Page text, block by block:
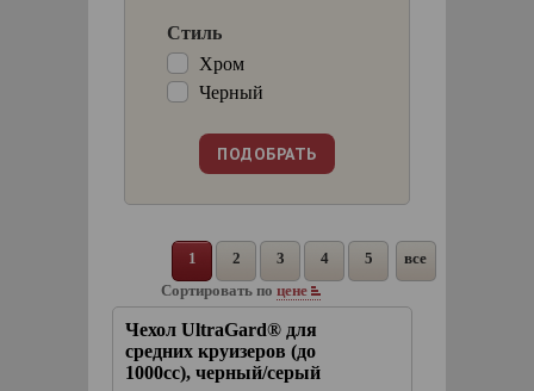
Стиль
Хром
Черный
1 2 3 4 5
все
Сортировать по цене
Чехол UltraGard® для
средних круизеров (до
1000сс), черный/серый